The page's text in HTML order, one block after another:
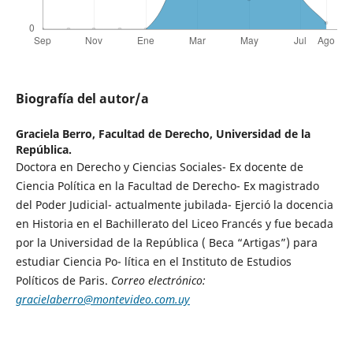
Biografía del autor/a
Graciela Berro, Facultad de Derecho, Universidad de la
República.
Doctora en Derecho y Ciencias Sociales- Ex docente de
Ciencia Política en la Facultad de Derecho- Ex magistrado
del Poder Judicial- actualmente jubilada- Ejerció la docencia
en Historia en el Bachillerato del Liceo Francés y fue becada
por la Universidad de la República ( Beca “Artigas”) para
estudiar Ciencia Po- lítica en el Instituto de Estudios
Políticos de Paris. Correo electrónico:
gracielaberro@montevideo.com.uy